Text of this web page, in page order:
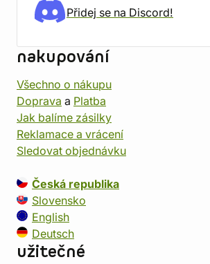
Přidej se na Discord!
nakupování
Všechno o nákupu
Doprava a Platba
Jak balíme zásilky
Reklamace a vrácení
Sledovat objednávku
Česká republika
Slovensko
English
Deutsch
užitečné